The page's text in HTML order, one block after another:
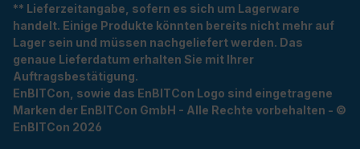
** Lieferzeitangabe, sofern es sich um Lagerware
handelt. Einige Produkte könnten bereits nicht mehr auf
Lager sein und müssen nachgeliefert werden. Das
genaue Lieferdatum erhalten Sie mit Ihrer
Auftragsbestätigung.
EnBITCon, sowie das EnBITCon Logo sind eingetragene
Marken der EnBITCon GmbH - Alle Rechte vorbehalten - ©
EnBITCon 2026